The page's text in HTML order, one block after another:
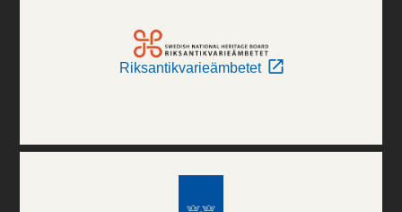
Riksantikvarieämbetet